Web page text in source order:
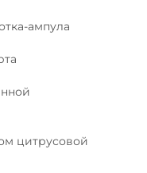
ампула
цитрусовой